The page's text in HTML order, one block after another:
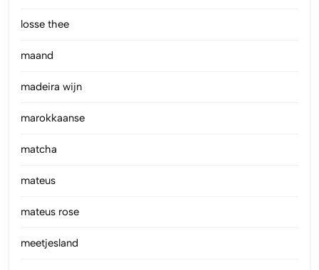
losse thee
maand
madeira wijn
marokkaanse
matcha
mateus
mateus rose
meetjesland